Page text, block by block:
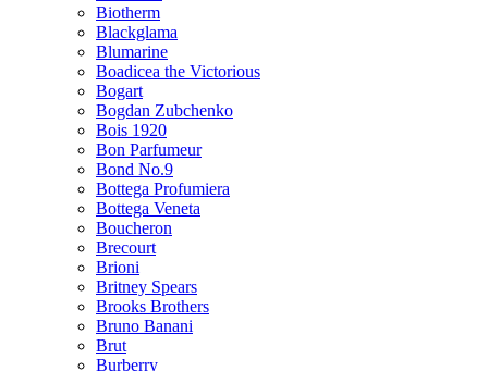
Biotherm
Blackglama
Blumarine
Boadicea the Victorious
Bogart
Bogdan Zubchenko
Bois 1920
Bon Parfumeur
Bond No.9
Bottega Profumiera
Bottega Veneta
Boucheron
Brecourt
Brioni
Britney Spears
Brooks Brothers
Bruno Banani
Brut
Burberry